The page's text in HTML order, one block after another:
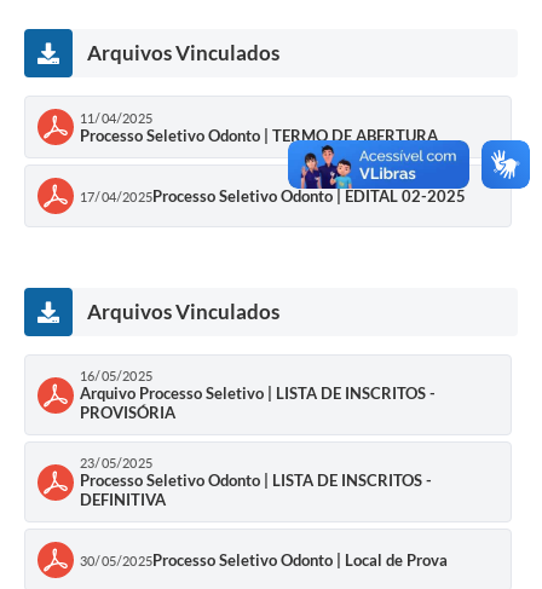
Contas Públicas
Creches
Cronograma coleta de lixo e seletiva
Banco do Povo
Bancos conveniados e serviços disponíveis
Defesa Civil
Departamento de Bem-Estar Social
Divisão de Rendas
Fundo Social
Arquivos Vinculados
11/04/2025
Processo Seletivo Odonto | TERMO DE ABERTURA
17/04/2025Processo Seletivo Odonto | EDITAL 02-2025
Arquivos Vinculados
16/05/2025
Arquivo Processo Seletivo | LISTA DE INSCRITOS -
PROVISÓRIA
23/05/2025
Processo Seletivo Odonto | LISTA DE INSCRITOS -
DEFINITIVA
30/05/2025Processo Seletivo Odonto | Local de Prova